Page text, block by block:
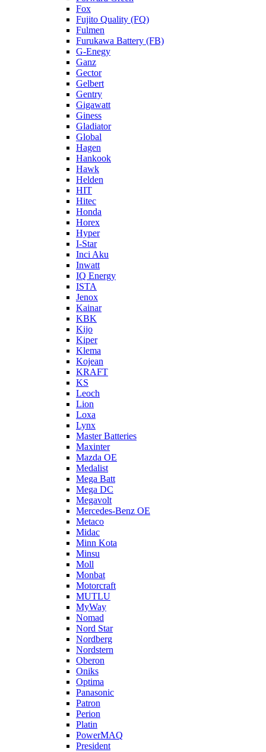
Fox
Fujito Quality (FQ)
Fulmen
Furukawa Battery (FB)
G-Enegy
Ganz
Gector
Gelbert
Gentry
Gigawatt
Giness
Gladiator
Global
Hagen
Hankook
Hawk
Helden
HIT
Hitec
Honda
Horex
Hyper
I-Star
Inci Aku
Inwatt
IQ Energy
ISTA
Jenox
Kainar
KBK
Kijo
Kiper
Klema
Kojean
KRAFT
KS
Leoch
Lion
Loxa
Lynx
Master Batteries
Maxinter
Mazda OE
Medalist
Mega Batt
Mega DC
Megavolt
Mercedes-Benz OE
Metaco
Midac
Minn Kota
Minsu
Moll
Monbat
Motorcraft
MUTLU
MyWay
Nomad
Nord Star
Nordberg
Nordstern
Oberon
Oniks
Optima
Panasonic
Patron
Perion
Platin
PowerMAQ
President